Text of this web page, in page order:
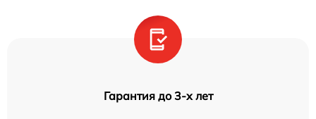
Гарантия до 3-х лет